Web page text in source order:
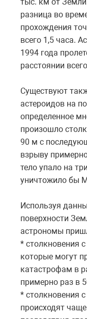
разница во
прохождения
всего 1,5 часа.
1994 года
расстоянии
Существуют
астероидов на
определенное
произошло
90 м с
взрыву
тело упало на
уничтожило бы
Используя
поверхности
астрономы
* столкновения
которые могут
катастрофам в
примерно раз в
* столкновения
происходят